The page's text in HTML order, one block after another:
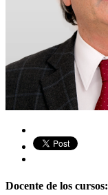
Docente de los cursos: